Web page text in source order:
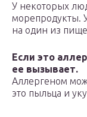
У некоторых
морепродукты.
на один из
Если это
ее вызывает.
Аллергеном
это пыльца и